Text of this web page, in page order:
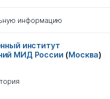
информацию
институт
МИД России (Москва)